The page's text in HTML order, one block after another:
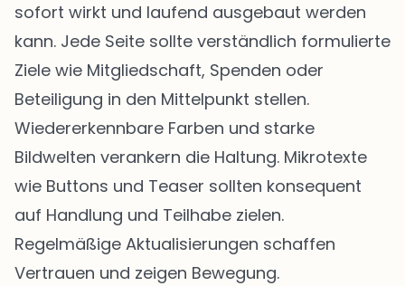
sofort wirkt und laufend ausgebaut werden
kann. Jede Seite sollte verständlich formulierte
Ziele wie Mitgliedschaft, Spenden oder
Beteiligung in den Mittelpunkt stellen.
Wiedererkennbare Farben und starke
Bildwelten verankern die Haltung. Mikrotexte
wie Buttons und Teaser sollten konsequent
auf Handlung und Teilhabe zielen.
Regelmäßige Aktualisierungen schaffen
Vertrauen und zeigen Bewegung.